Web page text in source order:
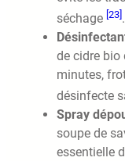
séchage [23].
de cidre bio
minutes,
désinfecte
Spray
soupe de
essentielle